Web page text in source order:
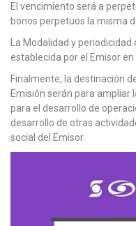
El vencimiento será a
bonos perpetuos la misma
La Modalidad y
establecida por el Emisor
Finalmente, la destinación
Emisión serán para ampliar
para el desarrollo de
desarrollo de otras
social del Emisor.